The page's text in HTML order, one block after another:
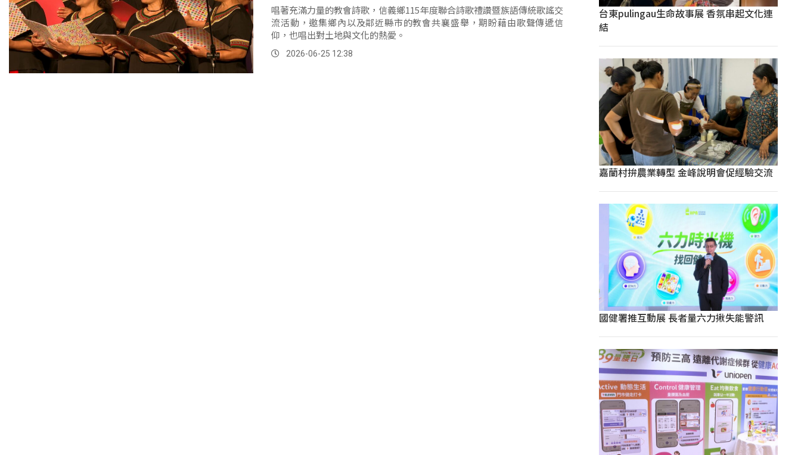
唱著充滿力量的教會詩歌，信義鄉115年度聯合詩歌禮讚暨族語傳統歌謠交
流活動，邀集鄉內以及鄰近縣市的教會共襄盛舉，期盼藉由歌聲傳遞信
仰，也唱出對土地與文化的熱愛。
2026-06-25 12:38
台東pulingau生命故事展 香氛串起文化連
結
嘉蘭村拚農業轉型 金峰說明會促經驗交流
國健署推互動展 長者量六力揪失能警訊